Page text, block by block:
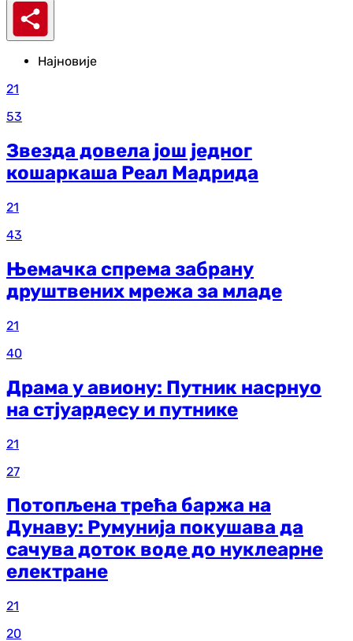
Најновије
21
53
Звезда довела још једног
кошаркаша Реал Мадрида
21
43
Њемачка спрема забрану
друштвених мрежа за младе
21
40
Драма у авиону: Путник насрнуо
на стјуардесу и путнике
21
27
Потопљена трећа баржа на
Дунаву: Румунија покушава да
сачува доток воде до нуклеарне
електране
21
20